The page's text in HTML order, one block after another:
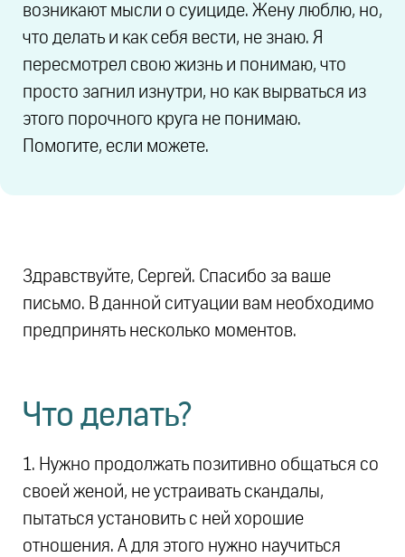
возникают мысли о суициде. Жену люблю, но,
что делать и как себя вести, не знаю. Я
пересмотрел свою жизнь и понимаю, что
просто загнил изнутри, но как вырваться из
этого порочного круга не понимаю.
Помогите, если можете.
Здравствуйте, Сергей. Спасибо за ваше
письмо. В данной ситуации вам необходимо
предпринять несколько моментов.
Что делать?
1. Нужно продолжать позитивно общаться со
своей женой, не устраивать скандалы,
пытаться установить с ней хорошие
отношения. А для этого нужно научиться